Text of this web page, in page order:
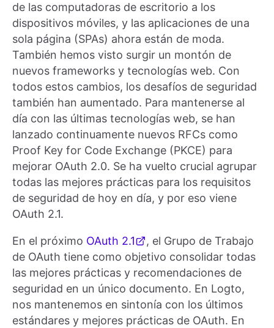
de las computadoras de escritorio a los
dispositivos móviles, y las aplicaciones de una
sola página (SPAs) ahora están de moda.
También hemos visto surgir un montón de
nuevos frameworks y tecnologías web. Con
todos estos cambios, los desafíos de seguridad
también han aumentado. Para mantenerse al
día con las últimas tecnologías web, se han
lanzado continuamente nuevos RFCs como
Proof Key for Code Exchange (PKCE) para
mejorar OAuth 2.0. Se ha vuelto crucial agrupar
todas las mejores prácticas para los requisitos
de seguridad de hoy en día, y por eso viene
OAuth 2.1.
En el próximo OAuth 2.1
, el Grupo de Trabajo
de OAuth tiene como objetivo consolidar todas
las mejores prácticas y recomendaciones de
seguridad en un único documento. En Logto,
nos mantenemos en sintonía con los últimos
estándares y mejores prácticas de OAuth. En